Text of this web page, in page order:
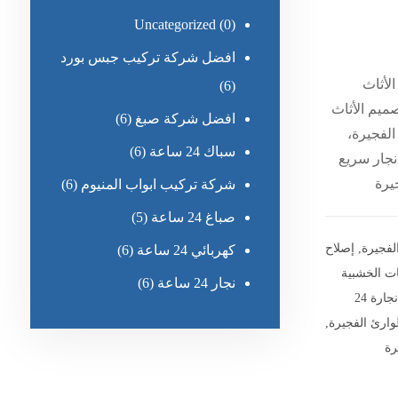
الأثاث
الأثاث
سريع
إصلاح
الخشبية
خدمات نجارة 24
الفجيرة
Uncategorized (0)
افضل شركة تركيب جبس بورد
(6)
افضل شركة صبغ (6)
سباك 24 ساعة (6)
شركة تركيب ابواب المنيوم (6)
صباغ 24 ساعة (5)
كهربائي 24 ساعة (6)
نجار 24 ساعة (6)